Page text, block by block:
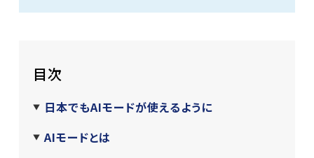
目次
日本でもAIモードが使えるように
AIモードとは